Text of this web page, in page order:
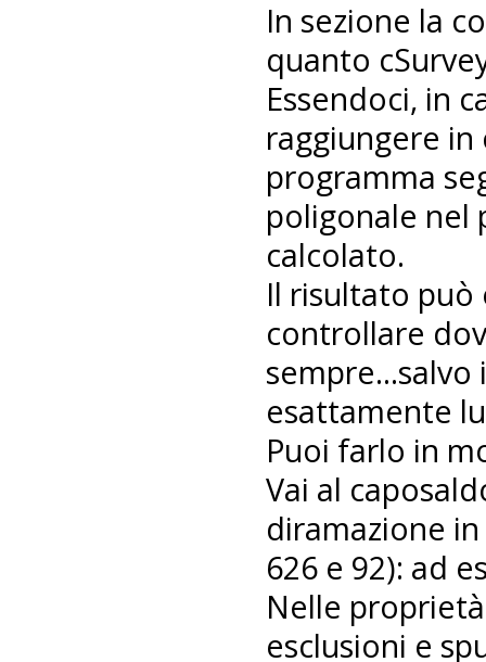
In sezione la
quanto
Essendoci, in
raggiungere
programma
poligonale nel
calcolato.
Il risultato
controllare
esattamente
Puoi farlo in
Vai al
diramazione
626 e 92): ad
Nelle
esclusioni e